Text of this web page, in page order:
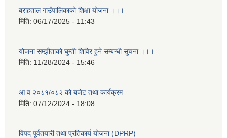
बराहताल गाउँपालिकाको शिक्षा योजना ।।।
मिति: 06/17/2025 - 11:43
योजना सम्झौताको घुम्ती शिविर हुने सम्बन्धी सुचना ।।।
मिति: 11/28/2024 - 15:46
आ व २०८१/०८२ को बजेट तथा कार्यक्रम
मिति: 07/12/2024 - 18:08
विपद् पूर्वतयारी तथा प्रतिकार्य योजना (DPRP)